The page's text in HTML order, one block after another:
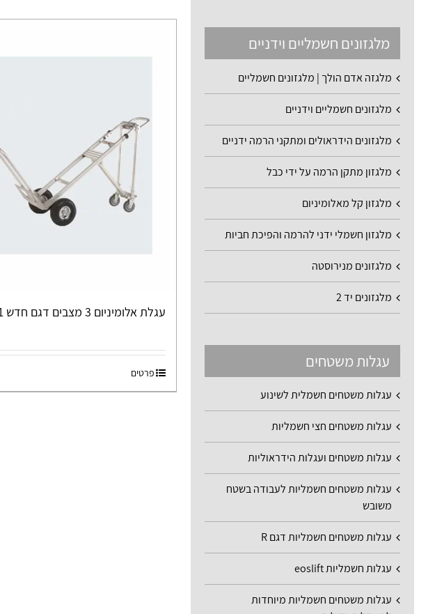
עגלת אלומיניום 3 מצבים דגם חדש B101
פרטים
מלגזונים חשמליים וידניים
מלגזה אדם הולך | מלגזונים חשמליים
מלגזונים חשמליים וידניים
מלגזונים הידראולים ומתקני הרמה ידניים
מלגזון מתקן הרמה על ידי כבל
מלגזון קל מאלומיניום
מלגזון חשמלי ידני להרמה והפיכת חביות
מלגזונים מנירוסטה
מלגזונים יד 2
עגלות משטחים
עגלות משטחים חשמלית לשינוע
עגלות משטחים חצי חשמליות
עגלות משטחים ועגלות הידראוליות
עגלות משטחים חשמליות לעבודה בשטח
משובש
עגלות משטחים חשמליות דגם R
עגלות חשמליות eoslift
עגלות משטחים חשמליות מיוחדות